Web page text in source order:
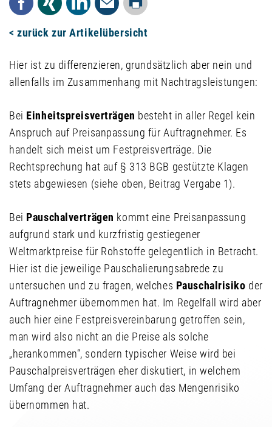
Facebook
Xing LinkedInMail
Drucken
< zurück zur Artikelübersicht
Hier ist zu differenzieren, grundsätzlich aber nein und
allenfalls im Zusammenhang mit Nachtragsleistungen:
Bei Einheitspreisverträgen besteht in aller Regel kein
Anspruch auf Preisanpassung für Auftragnehmer. Es
handelt sich meist um Festpreisverträge. Die
Rechtsprechung hat auf § 313 BGB gestützte Klagen
stets abgewiesen (siehe oben, Beitrag Vergabe 1).
Bei Pauschalverträgen kommt eine Preisanpassung
aufgrund stark und kurzfristig gestiegener
Weltmarktpreise für Rohstoffe gelegentlich in Betracht.
Hier ist die jeweilige Pauschalierungsabrede zu
untersuchen und zu fragen, welches Pauschalrisiko der
Auftragnehmer übernommen hat. Im Regelfall wird aber
auch hier eine Festpreisvereinbarung getroffen sein,
man wird also nicht an die Preise als solche
„herankommen“, sondern typischer Weise wird bei
Pauschalpreisverträgen eher diskutiert, in welchem
Umfang der Auftragnehmer auch das Mengenrisiko
übernommen hat.